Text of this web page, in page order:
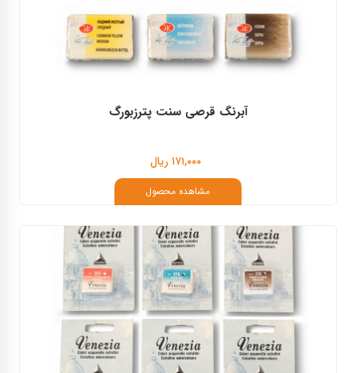
آبرنگ قرصی سنت پترزبورگ
۱۷۱,۰۰۰ ریال
مشاهده محصول